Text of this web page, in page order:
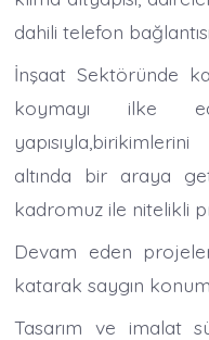
dahili telefon
İnşaat Sektöründe
koymayı ilke
yapısıyla,birikimlerini
altında bir araya
kadromuz ile nitelikli
Devam eden
katarak saygın
Tasarım ve imalat